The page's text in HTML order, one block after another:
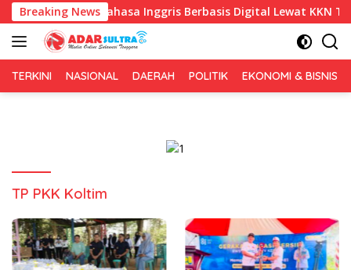
Langsung
ke
konten
Breaking News
Bahasa Inggris Berbasis Digital Lewat KKN Tematik di
TERKINI NASIONAL DAERAH POLITIK EKONOMI & BISNIS
TP PKK Koltim